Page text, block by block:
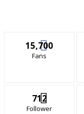
15,700
Fans
712
Follower